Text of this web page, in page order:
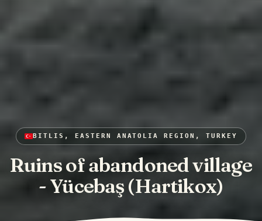
BITLIS, EASTERN ANATOLIA REGION, TURKEY
Ruins of abandoned village
- Yücebaş (Hartikox)